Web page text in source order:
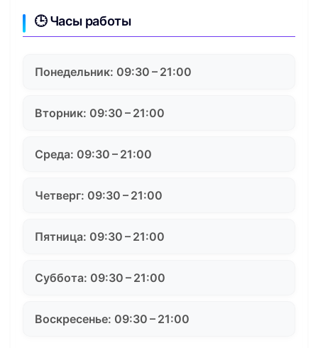
🕒 Часы работы
Понедельник: 09:30 – 21:00
Вторник: 09:30 – 21:00
Среда: 09:30 – 21:00
Четверг: 09:30 – 21:00
Пятница: 09:30 – 21:00
Суббота: 09:30 – 21:00
Воскресенье: 09:30 – 21:00